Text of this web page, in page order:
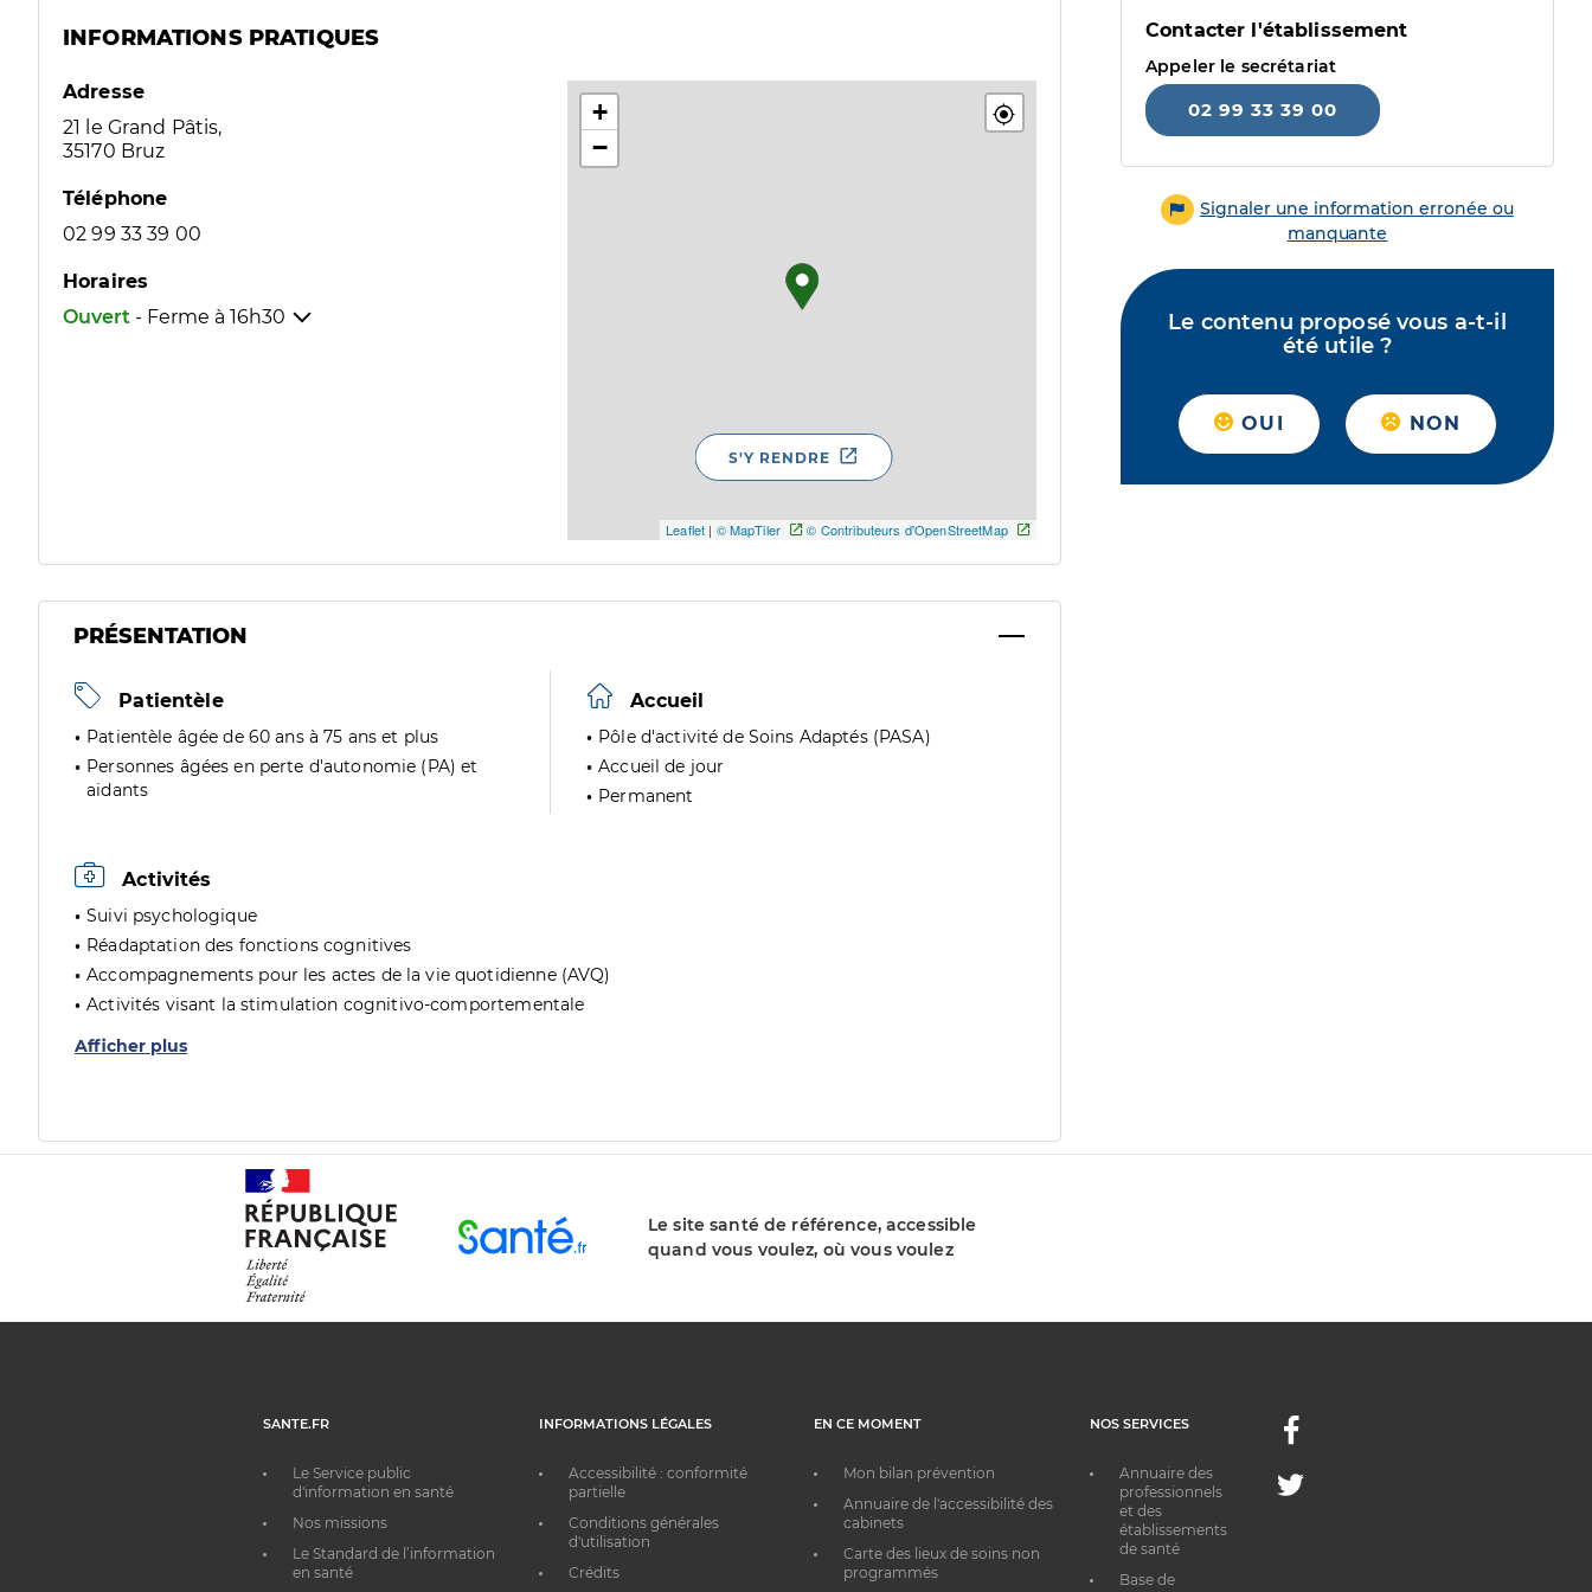
INFORMATIONS PRATIQUES
Adresse
21 le Grand Pâtis,
35170 Bruz
Téléphone
02 99 33 39 00
Horaires
Ouvert - Ferme à 16h30
+
−
Leaflet | © MapTiler © Contributeurs d'OpenStreetMap
S'Y RENDRE
PRÉSENTATION
Patientèle
Patientèle âgée de 60 ans à 75 ans et plus
Personnes âgées en perte d'autonomie (PA) et
aidants
Accueil
Pôle d'activité de Soins Adaptés (PASA)
Accueil de jour
Permanent
Activités
Suivi psychologique
Réadaptation des fonctions cognitives
Accompagnements pour les actes de la vie quotidienne (AVQ)
Activités visant la stimulation cognitivo-comportementale
Afficher plus
Contacter l'établissement
Appeler le secrétariat
02 99 33 39 00
Signaler une information erronée ou
manquante
Le contenu proposé vous a-t-il
été utile ?
OUI NON
Le site santé de référence, accessible
quand vous voulez, où vous voulez
SANTE.FR
Le Service public
d'information en santé
Nos missions
Le Standard de l’information
en santé
INFORMATIONS LÉGALES
Accessibilité : conformité
partielle
Conditions générales
d'utilisation
Crédits
EN CE MOMENT
Mon bilan prévention
Annuaire de l'accessibilité des
cabinets
Carte des lieux de soins non
programmés
NOS SERVICES
Annuaire des
professionnels
et des
établissements
de santé
Base de
Facebook
Twitter